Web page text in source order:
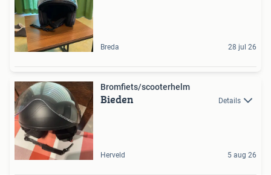
Breda 28 jul 26
Bromfiets/scooterhelm
Bieden Details
Herveld 5 aug 26